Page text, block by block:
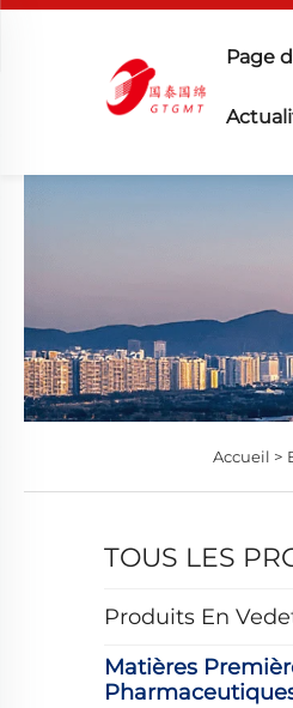
Page
Accueil >
TOUS LES
Produits En
Matières